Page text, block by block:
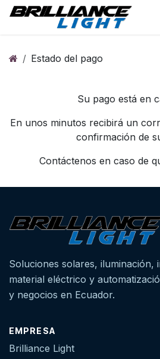
Ir al contenido
Estado del pago
Su pago está en
En unos minutos recibirá un
confirmación de
Contáctenos en caso de
Soluciones solares, iluminación,
material eléctrico y
y negocios en Ecuador.
EMPRESA
Brilliance Light